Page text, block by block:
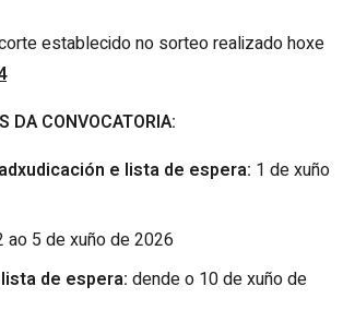
establecido no sorteo realizado hoxe
DA CONVOCATORIA:
e lista de espera: 1 de xuño
ao 5 de xuño de 2026
de espera: dende o 10 de xuño de